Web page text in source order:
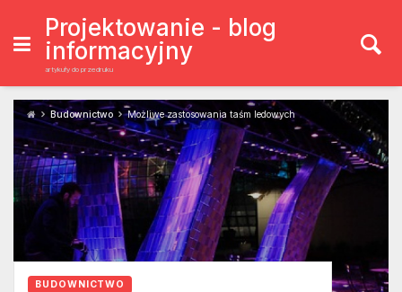
content
Projektowanie - blog
informacyjny
artykuły do przedruku
Budownictwo Możliwe zastosowania taśm ledowych
BUDOWNICTWO